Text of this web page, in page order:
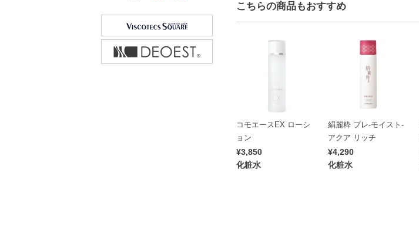
こちらの商品もおすすめ
コモエースEX ローシ
ョン
¥3,850
化粧水
絹麗粋 プレ-モイスト-
アクア リッチ
¥4,290
化粧水